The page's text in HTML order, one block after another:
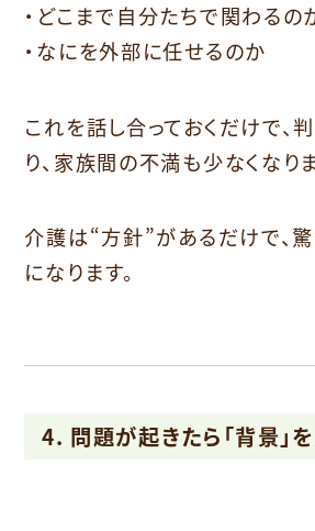
・どこまで自分たちで関わるの
・なにを外部に任せるのか
これを話し合っておくだけで、
り、家族間の不満も少なくなりま
介護は“方針”があるだけで、
になります。
4. 問題が起きたら「背景」